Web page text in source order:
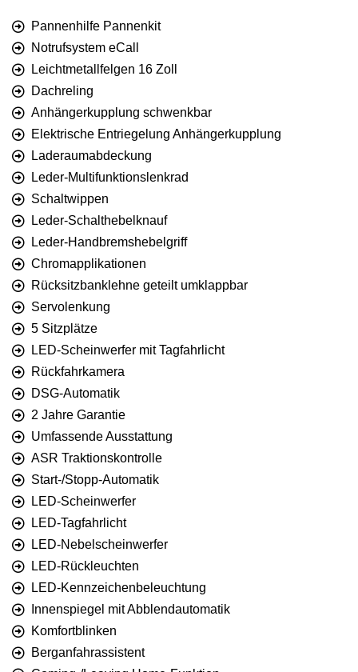
Pannenhilfe Pannenkit
Notrufsystem eCall
Leichtmetallfelgen 16 Zoll
Dachreling
Anhängerkupplung schwenkbar
Elektrische Entriegelung Anhängerkupplung
Laderaumabdeckung
Leder-Multifunktionslenkrad
Schaltwippen
Leder-Schalthebelknauf
Leder-Handbremshebelgriff
Chromapplikationen
Rücksitzbanklehne geteilt umklappbar
Servolenkung
5 Sitzplätze
LED-Scheinwerfer mit Tagfahrlicht
Rückfahrkamera
DSG-Automatik
2 Jahre Garantie
Umfassende Ausstattung
ASR Traktionskontrolle
Start-/Stopp-Automatik
LED-Scheinwerfer
LED-Tagfahrlicht
LED-Nebelscheinwerfer
LED-Rückleuchten
LED-Kennzeichenbeleuchtung
Innenspiegel mit Abblendautomatik
Komfortblinken
Berganfahrassistent